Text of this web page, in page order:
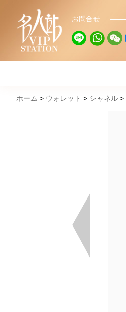
お問合せ
ホーム ウォレット シャネル